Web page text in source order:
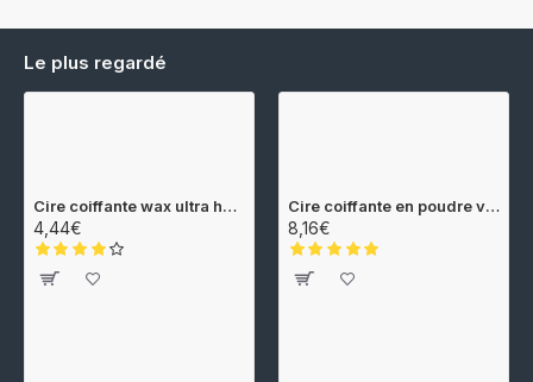
Le plus regardé
Cire coiffante wax ultra hold 150ml Gummy
4,44€
Cire coiffante en poudre volume 20gr Qainzo
8,16€